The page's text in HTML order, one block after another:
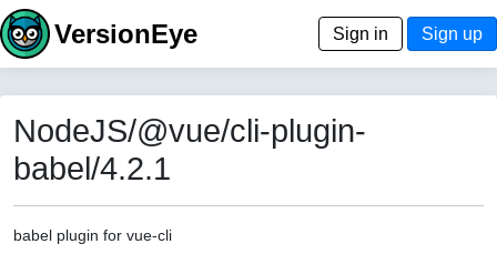
VersionEye Sign in Sign up
NodeJS/@vue/cli-plugin-
babel/4.2.1
babel plugin for vue-cli